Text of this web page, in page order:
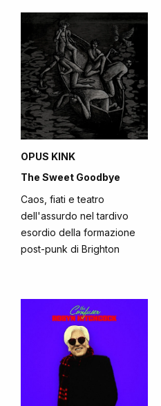
OPUS KINK
The Sweet Goodbye
Caos, fiati e teatro
dell'assurdo nel tardivo
esordio della formazione
post-punk di Brighton